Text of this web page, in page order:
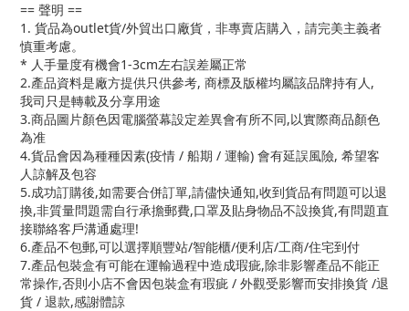
== 聲明 ==
1. 貨品為outlet貨/外貿出口廠貨，非專賣店購入，請完美主義者
慎重考慮。
* 人手量度有機會1-3cm左右誤差屬正常
2.產品資料是廠方提供只供參考, 商標及版權均屬該品牌持有人,
我司只是轉載及分享用途
3.商品圖片顏色因電腦螢幕設定差異會有所不同,以實際商品顏色
為准
4.貨品會因為種種因素(疫情 / 船期 / 運輸) 會有延誤風險, 希望客
人諒解及包容
5.成功訂購後,如需要合併訂單,請儘快通知,收到貨品有問題可以退
換,非質量問題需自行承擔郵費,口罩及貼身物品不設換貨,有問題直
接聯絡客戶溝通處理!
6.產品不包郵,可以選擇順豐站/智能櫃/便利店/工商/住宅到付
7.產品包裝盒有可能在運輸過程中造成瑕疵,除非影響產品不能正
常操作,否則小店不會因包裝盒有瑕疵 / 外觀受影響而安排換貨 /退
貨 / 退款,感謝體諒